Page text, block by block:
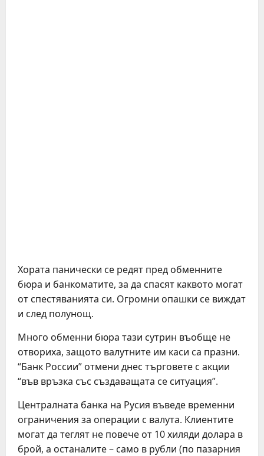
Хората панически се редят пред обменните
бюра и банкоматите, за да спасят каквото могат
от спестяванията си. Огромни опашки се виждат
и след полунощ.
Много обменни бюра тази сутрин въобще не
отвориха, защото валутните им каси са празни.
“Банк России” отмени днес търговете с акции
“във връзка със създаващата се ситуация”.
Централната банка на Русия въведе временни
ограничения за операции с валута. Клиентите
могат да теглят не повече от 10 хиляди долара в
брой, а останалите – само в рубли (по пазарния